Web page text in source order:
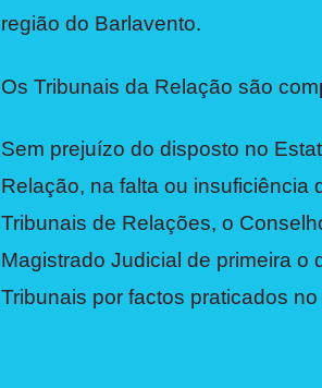
região do Barlavento.
Os Tribunais da Relação são
Sem prejuízo do disposto no
Relação, na falta ou
Tribunais de Relações, o
Magistrado Judicial de primeira
Tribunais por factos praticados